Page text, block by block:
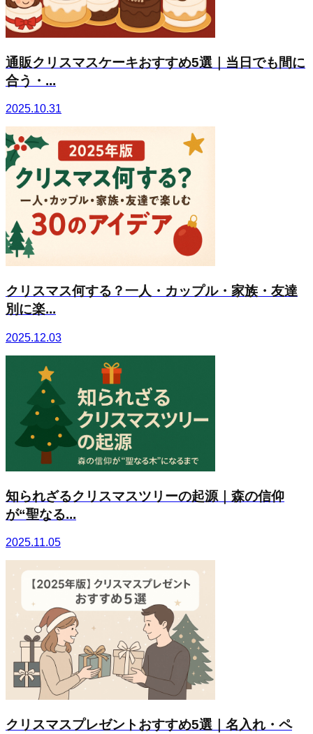
通販クリスマスケーキおすすめ5選｜当日でも間に
合う・...
2025.10.31
クリスマス何する？一人・カップル・家族・友達
別に楽...
2025.12.03
知られざるクリスマスツリーの起源｜森の信仰
が“聖なる...
2025.11.05
クリスマスプレゼントおすすめ5選｜名入れ・ペ